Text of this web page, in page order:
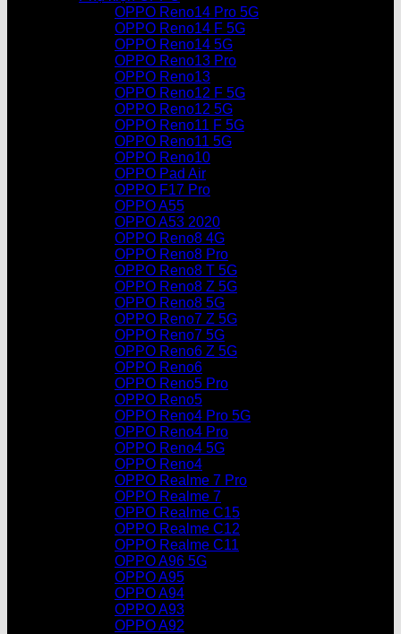
OPPO Reno14 Pro 5G
OPPO Reno14 F 5G
OPPO Reno14 5G
OPPO Reno13 Pro
OPPO Reno13
OPPO Reno12 F 5G
OPPO Reno12 5G
OPPO Reno11 F 5G
OPPO Reno11 5G
OPPO Reno10
OPPO Pad Air
OPPO F17 Pro
OPPO A55
OPPO A53 2020
OPPO Reno8 4G
OPPO Reno8 Pro
OPPO Reno8 T 5G
OPPO Reno8 Z 5G
OPPO Reno8 5G
OPPO Reno7 Z 5G
OPPO Reno7 5G
OPPO Reno6 Z 5G
OPPO Reno6
OPPO Reno5 Pro
OPPO Reno5
OPPO Reno4 Pro 5G
OPPO Reno4 Pro
OPPO Reno4 5G
OPPO Reno4
OPPO Realme 7 Pro
OPPO Realme 7
OPPO Realme C15
OPPO Realme C12
OPPO Realme C11
OPPO A96 5G
OPPO A95
OPPO A94
OPPO A93
OPPO A92